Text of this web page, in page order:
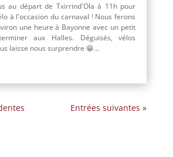
au départ de Txirrind'Ola à 11h pour
à l'occasion du carnaval ! Nous ferons
une heure à Bayonne avec un petit
aux Halles. Déguisés, vélos
laisse nous surprendre 😁...
Entrées suivantes »